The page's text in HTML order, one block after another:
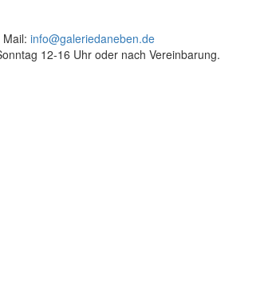
info@galeriedaneben.de
12-16 Uhr oder nach Vereinbarung.